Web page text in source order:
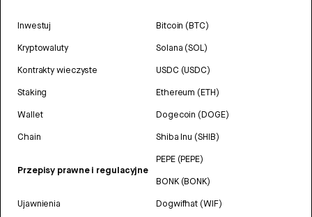
Inwestuj
Kryptowaluty
Kontrakty wieczyste
Staking
Wallet
Chain
Przepisy prawne i regulacyjne
Ujawnienia
Bitcoin (BTC)
Solana (SOL)
USDC (USDC)
Ethereum (ETH)
Dogecoin (DOGE)
Shiba Inu (SHIB)
PEPE (PEPE)
BONK (BONK)
Dogwifhat (WIF)